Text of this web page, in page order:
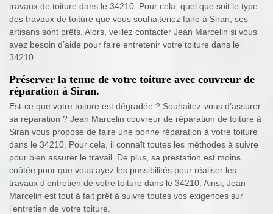
travaux de toiture dans le 34210. Pour cela, quel que soit le type
des travaux de toiture que vous souhaiteriez faire à Siran, ses
artisans sont prêts. Alors, veillez contacter Jean Marcelin si vous
avez besoin d’aide pour faire entretenir votre toiture dans le
34210.
Préserver la tenue de votre toiture avec couvreur de
réparation à Siran.
Est-ce que votre toiture est dégradée ? Souhaitez-vous d’assurer
sa réparation ? Jean Marcelin couvreur de réparation de toiture à
Siran vous propose de faire une bonne réparation à votre toiture
dans le 34210. Pour cela, il connaît toutes les méthodes à suivre
pour bien assurer le travail. De plus, sa prestation est moins
coûtée pour que vous ayez les possibilités pour réaliser les
travaux d’entretien de votre toiture dans le 34210. Ainsi, Jean
Marcelin est tout à fait prêt à suivre toutes vos exigences sur
l’entretien de votre toiture.